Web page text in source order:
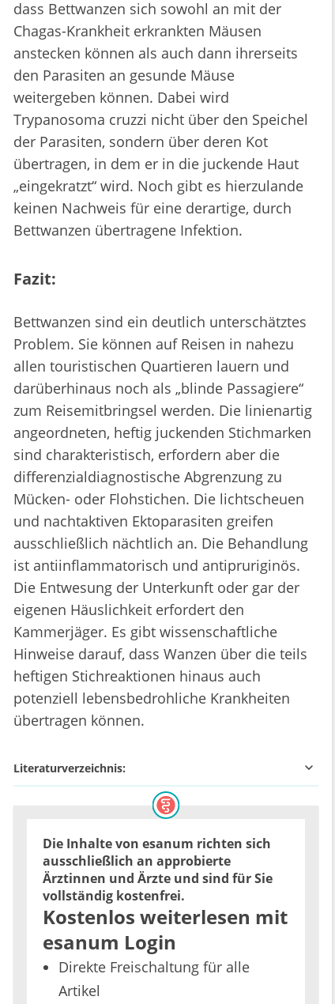
dass Bettwanzen sich sowohl an mit der
Chagas-Krankheit erkrankten Mäusen
anstecken können als auch dann ihrerseits
den Parasiten an gesunde Mäuse
weitergeben können. Dabei wird
Trypanosoma cruzzi nicht über den Speichel
der Parasiten, sondern über deren Kot
übertragen, in dem er in die juckende Haut
„eingekratzt“ wird. Noch gibt es hierzulande
keinen Nachweis für eine derartige, durch
Bettwanzen übertragene Infektion.
Fazit:
Bettwanzen sind ein deutlich unterschätztes
Problem. Sie können auf Reisen in nahezu
allen touristischen Quartieren lauern und
darüberhinaus noch als „blinde Passagiere“
zum Reisemitbringsel werden. Die linienartig
angeordneten, heftig juckenden Stichmarken
sind charakteristisch, erfordern aber die
differenzialdiagnostische Abgrenzung zu
Mücken- oder Flohstichen. Die lichtscheuen
und nachtaktiven Ektoparasiten greifen
ausschließlich nächtlich an. Die Behandlung
ist antiinflammatorisch und antipruriginös.
Die Entwesung der Unterkunft oder gar der
eigenen Häuslichkeit erfordert den
Kammerjäger. Es gibt wissenschaftliche
Hinweise darauf, dass Wanzen über die teils
heftigen Stichreaktionen hinaus auch
potenziell lebensbedrohliche Krankheiten
übertragen können.
Literaturverzeichnis:
Die Inhalte von esanum richten sich
ausschließlich an approbierte
Ärztinnen und Ärzte und sind für Sie
vollständig kostenfrei.
Kostenlos weiterlesen mit
esanum Login
Direkte Freischaltung für alle
Artikel